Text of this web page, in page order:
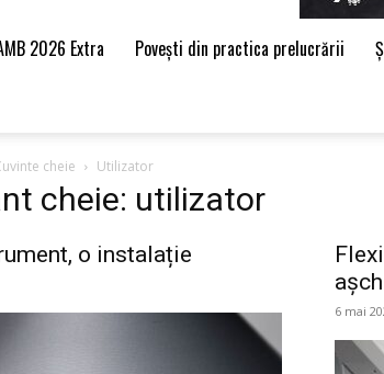
2026 Extra Povești din practica prelucrării
cheie Utilizator
cheie: utilizator
o instalație
6 mai